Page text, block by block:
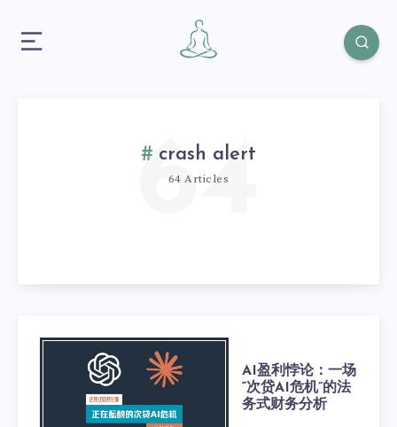
crash alert
64 Articles
64
AI盈利悖论：一场
“次贷AI危机”的法
务式财务分析